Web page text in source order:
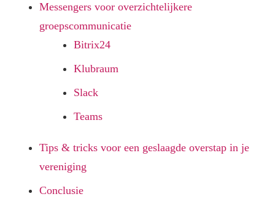
Messengers voor overzichtelijkere
groepscommunicatie
Bitrix24
Klubraum
Slack
Teams
Tips & tricks voor een geslaagde overstap in je
vereniging
Conclusie